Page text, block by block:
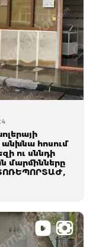
հոսում
ու սննդի
մարմինները